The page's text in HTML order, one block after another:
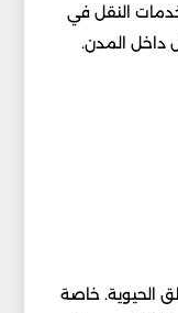
النقل في
داخل المدن.
الحيوية. خاصة